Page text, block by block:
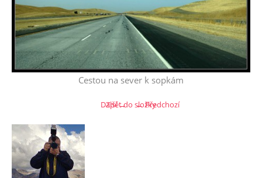
Cestou na sever k sopkám
← Předchozí
Další →
Zpět do složky